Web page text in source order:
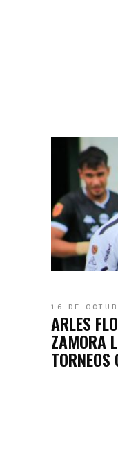
16 DE
ARLES
ZAMORA